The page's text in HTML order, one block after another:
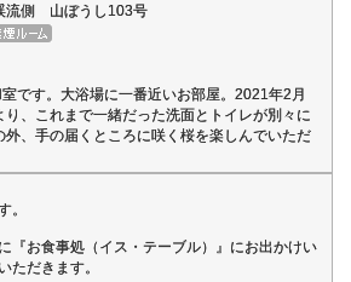
流側 山ぼうし103号
です。大浴場に一番近いお部屋。2021年2月
、これまで一緒だった洗面とトイレが別々に
、手の届くところに咲く桜を楽しんでいただ
。
『お食事処（イス・テーブル）』にお出かけい
ただきます。